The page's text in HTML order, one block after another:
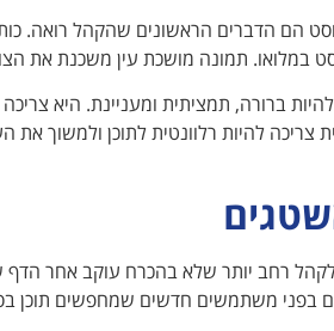
הם הדברים הראשונים שהקהל רואה.
במלואו. תמונה מושכת עין משכנת את
ברורה, תמציתית ומעניינת. היא
להיות רלוונטית לתוכן ולמשוך את
רחב יותר שלא בהכרח עוקב אחר הדף
בפני משתמשים חדשים שמחפשים תוכן